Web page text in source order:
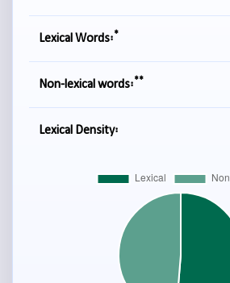
Lexical Words:*
Non-lexical words:**
Lexical Density: